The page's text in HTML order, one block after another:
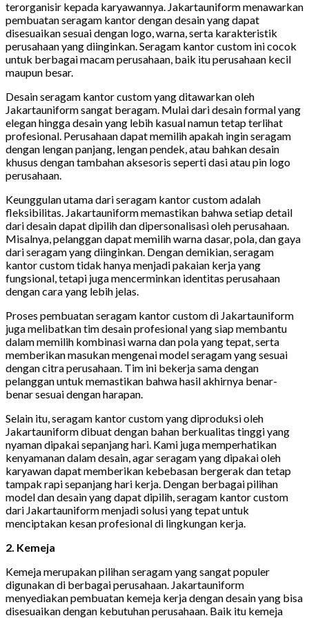
terorganisir kepada karyawannya. Jakartauniform menawarkan
pembuatan seragam kantor dengan desain yang dapat
disesuaikan sesuai dengan logo, warna, serta karakteristik
perusahaan yang diinginkan. Seragam kantor custom ini cocok
untuk berbagai macam perusahaan, baik itu perusahaan kecil
maupun besar.
Desain seragam kantor custom yang ditawarkan oleh
Jakartauniform sangat beragam. Mulai dari desain formal yang
elegan hingga desain yang lebih kasual namun tetap terlihat
profesional. Perusahaan dapat memilih apakah ingin seragam
dengan lengan panjang, lengan pendek, atau bahkan desain
khusus dengan tambahan aksesoris seperti dasi atau pin logo
perusahaan.
Keunggulan utama dari seragam kantor custom adalah
fleksibilitas. Jakartauniform memastikan bahwa setiap detail
dari desain dapat dipilih dan dipersonalisasi oleh perusahaan.
Misalnya, pelanggan dapat memilih warna dasar, pola, dan gaya
dari seragam yang diinginkan. Dengan demikian, seragam
kantor custom tidak hanya menjadi pakaian kerja yang
fungsional, tetapi juga mencerminkan identitas perusahaan
dengan cara yang lebih jelas.
Proses pembuatan seragam kantor custom di Jakartauniform
juga melibatkan tim desain profesional yang siap membantu
dalam memilih kombinasi warna dan pola yang tepat, serta
memberikan masukan mengenai model seragam yang sesuai
dengan citra perusahaan. Tim ini bekerja sama dengan
pelanggan untuk memastikan bahwa hasil akhirnya benar-
benar sesuai dengan harapan.
Selain itu, seragam kantor custom yang diproduksi oleh
Jakartauniform dibuat dengan bahan berkualitas tinggi yang
nyaman dipakai sepanjang hari. Kami juga memperhatikan
kenyamanan dalam desain, agar seragam yang dipakai oleh
karyawan dapat memberikan kebebasan bergerak dan tetap
tampak rapi sepanjang hari kerja. Dengan berbagai pilihan
model dan desain yang dapat dipilih, seragam kantor custom
dari Jakartauniform menjadi solusi yang tepat untuk
menciptakan kesan profesional di lingkungan kerja.
2. Kemeja
Kemeja merupakan pilihan seragam yang sangat populer
digunakan di berbagai perusahaan. Jakartauniform
menyediakan pembuatan kemeja kerja dengan desain yang bisa
disesuaikan dengan kebutuhan perusahaan. Baik itu kemeja